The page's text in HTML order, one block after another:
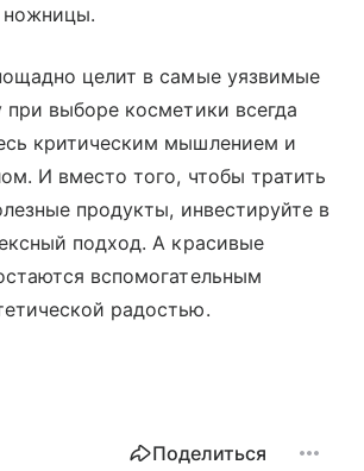
ножницы.
целит в самые уязвимые
выборе косметики всегда
критическим мышлением и
И вместо того, чтобы тратить
продукты, инвестируйте в
подход. А красивые
вспомогательным
радостью.
Поделиться